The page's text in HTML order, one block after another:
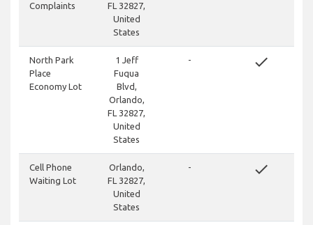
Complaints
FL 32827,
United
States
North Park
Place
Economy Lot
1 Jeff
Fuqua
Blvd,
Orlando,
FL 32827,
United
States
- done
Cell Phone
Waiting Lot
Orlando,
FL 32827,
United
States
- done